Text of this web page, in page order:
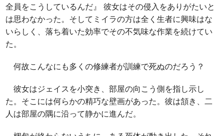
全員をこうしているんだ』 彼女はその侵入をありがたいと
は思わなかった。そしてミイラの方は全く生者に興味はな
いらしく、落ち着いた効率でその不気味な作業を続けてい
た。
何故こんなにも多くの修練者が訓練で死ぬのだろう？
彼女はジェイスを小突き、部屋の向こう側を指し示し
た。そこには何らかの精巧な壁画があった。彼は頷き、二
人は部屋の隅に沿って静かに進んだ。